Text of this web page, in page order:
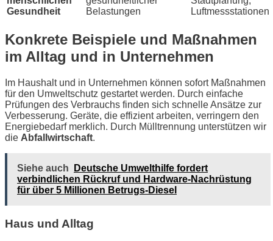
Gesundheit
Belastungen
Luftmessstationen
Konkrete Beispiele und Maßnahmen
im Alltag und in Unternehmen
Im Haushalt und in Unternehmen können sofort Maßnahmen
für den Umweltschutz gestartet werden. Durch einfache
Prüfungen des Verbrauchs finden sich schnelle Ansätze zur
Verbesserung. Geräte, die effizient arbeiten, verringern den
Energiebedarf merklich. Durch Mülltrennung unterstützen wir
die Abfallwirtschaft.
Siehe auch
Deutsche Umwelthilfe fordert
verbindlichen Rückruf und Hardware-Nachrüstung
für über 5 Millionen Betrugs-Diesel
Haus und Alltag